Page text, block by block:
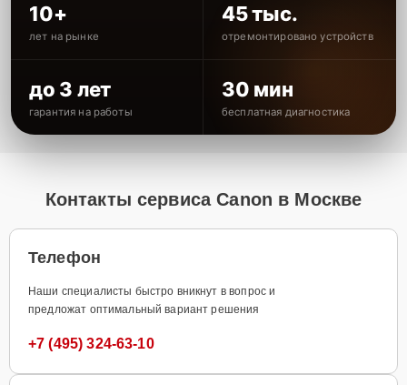
10+
лет на рынке
45 тыс.
отремонтировано устройств
до 3 лет
гарантия на работы
30 мин
бесплатная диагностика
Контакты сервиса Canon в Москве
Телефон
Наши специалисты быстро вникнут в вопрос и
предложат оптимальный вариант решения
+7 (495) 324-63-10